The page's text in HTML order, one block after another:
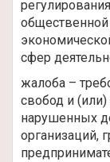
сфер
жалоба –
свобод и (или)
нарушенных
организаций,